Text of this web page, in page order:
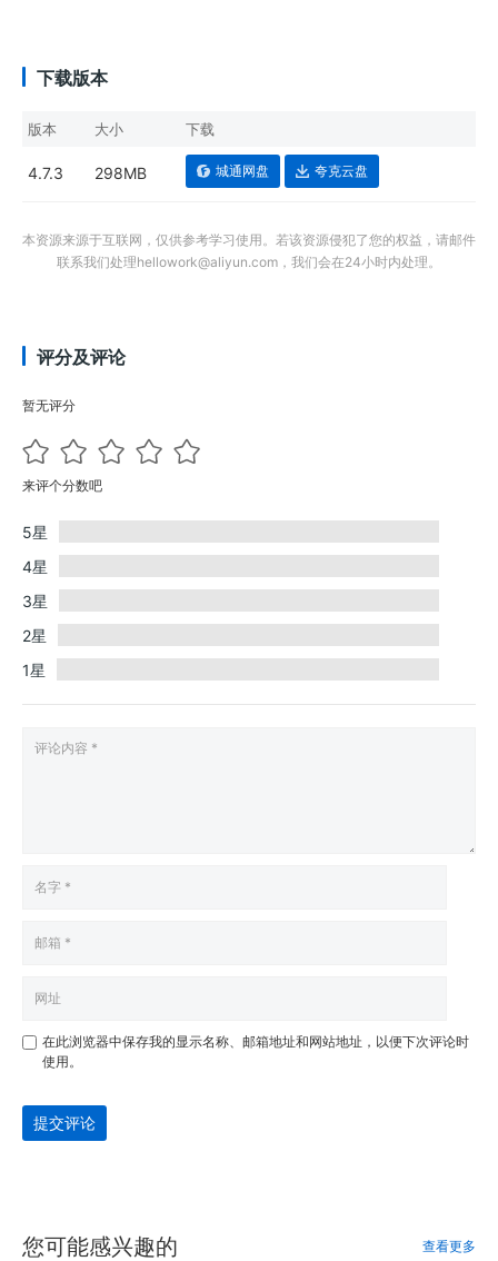
下载版本
版本 大小 下载
4.7.3 298MB 城通网盘 夸克云盘
本资源来源于互联网，仅供参考学习使用。若该资源侵犯了您的权益，请邮件
联系我们处理hellowork@aliyun.com，我们会在24小时内处理。
评分及评论
暂无评分
来评个分数吧
5星
4星
3星
2星
1星
在此浏览器中保存我的显示名称、邮箱地址和网站地址，以便下次评论时
使用。
提交评论
您可能感兴趣的 查看更多